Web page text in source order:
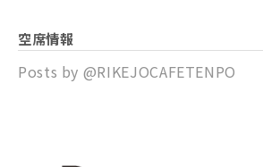
空席情報
Posts by @RIKEJOCAFETENPO